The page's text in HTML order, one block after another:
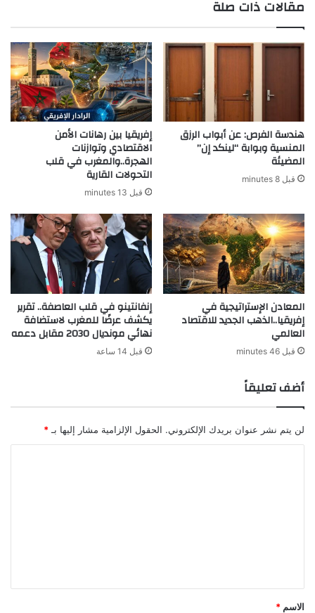
مقالات ذات صلة
هندسة الفرص: عن أبواب الرزق
المنسية وبوابة “لينكد إن”
المضيئة
قبل 8 minutes
إفريقيا بين رهانات الأمن
الاقتصادي وتوازنات
الهجرة..والمغرب في قلب
التحولات القارية
قبل 13 minutes
المعادن الإستراتيجية في
إفريقيا..الذهب الجديد للاقتصاد
العالمي
قبل 46 minutes
إنفانتينو في قلب العاصفة.. تقرير
يكشف عرضًا للمغرب لاستضافة
نهائي مونديال 2030 مقابل دعمه
قبل 14 ساعة
أضف تعليقاً
لن يتم نشر عنوان بريدك الإلكتروني. الحقول الإلزامية مشار إليها بـ *
*
الاسم *